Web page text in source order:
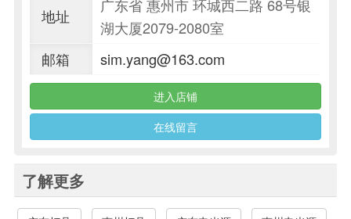
地址
广东省 惠州市 环城西二路 68号银
湖大厦2079-2080室
邮箱
sim.yang@163.com
进入店铺
在线留言
了解更多